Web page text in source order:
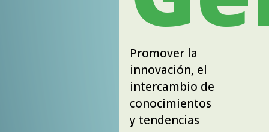
Promover la
innovación, el
intercambio de
conocimientos
y tendencias